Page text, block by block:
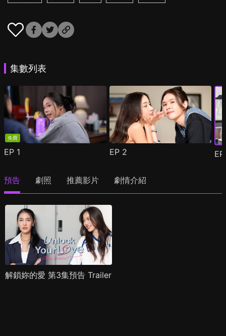
集數列表
免費
EP 1 EP 2
預告 劇照 推薦影片 劇情介紹
解鎖妳的愛 第3集預告 Trailer